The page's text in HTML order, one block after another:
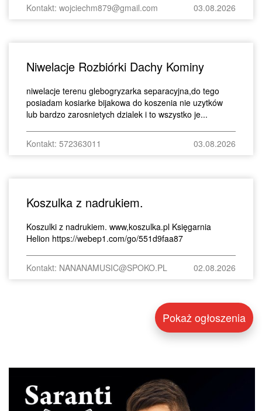
Kontakt: wojciechm879@gmail.com 03.08.2026
Niwelacje Rozbiórki Dachy Kominy
niwelacje terenu glebogryzarka separacyjna,do tego
posiadam kosiarke bijakowa do koszenia nie uzytków
lub bardzo zarosnietych dzialek i to wszystko je...
Kontakt: 572363011 03.08.2026
Koszulka z nadrukiem.
Koszulki z nadrukiem. www,koszulka.pl Księgarnia
Helion https://webep1.com/go/551d9faa87
Kontakt: NANANAMUSIC@SPOKO.PL 02.08.2026
Pokaż ogłoszenia